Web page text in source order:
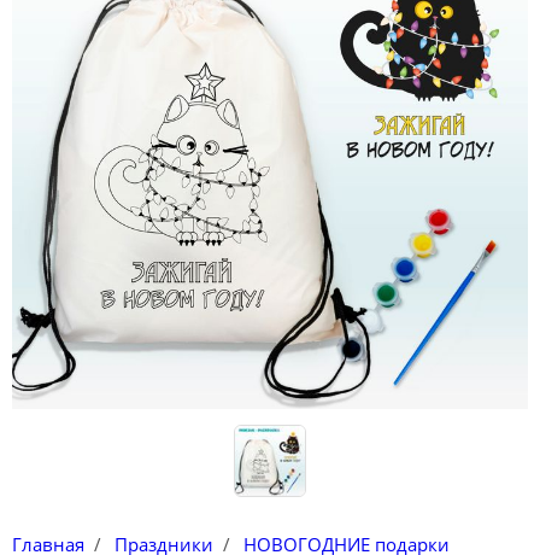
Главная Праздники
НОВОГОДНИЕ подарки
Футболки-раскраски на 14 февраля